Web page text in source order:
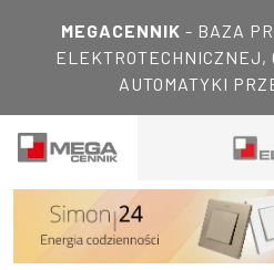
MEGACENNIK - BAZA
AUTOMATYKI